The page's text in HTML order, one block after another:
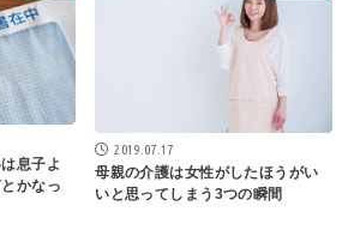
息子よ
かなっ
2019.07.17
母親の介護は女性がしたほうがい
いと思ってしまう3つの瞬間